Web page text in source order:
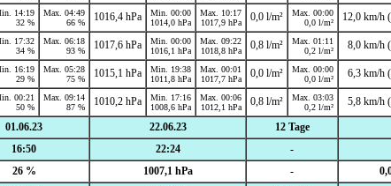
14:19
32 %
Max. 04:49
66 %
1016,4 hPa
Min. 00:00
1014,0 hPa
Max. 10:17
1017,9 hPa
0,0 l/m²
Max. 00:00
0,0 l/m²
12,0 km/h
17:32
34 %
Max. 06:18
93 %
1017,6 hPa
Min. 00:00
1016,1 hPa
Max. 09:22
1018,8 hPa
0,8 l/m²
Max. 01:11
0,2 l/m²
8,0 km/h
16:19
29 %
Max. 05:28
75 %
1015,1 hPa
Min. 19:38
1011,8 hPa
Max. 00:01
1017,7 hPa
0,0 l/m²
Max. 00:00
0,0 l/m²
6,3 km/h
00:21
50 %
Max. 09:14
87 %
1010,2 hPa
Min. 17:16
1008,6 hPa
Max. 00:06
1012,1 hPa
0,8 l/m²
Max. 03:03
0,2 l/m²
5,8 km/h
01.06.23 22.06.23 12 Tage
16:50 22:24 -
26 % 1007,1 hPa -